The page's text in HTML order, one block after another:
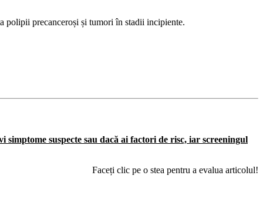
polipii precanceroși și tumori în stadii incipiente.
simptome suspecte sau dacă ai factori de risc, iar screeningul
Faceți clic pe o stea pentru a evalua articolul!